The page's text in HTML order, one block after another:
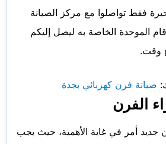
فقط تواصلوا مع مركز الصيانة
الموحدة الخاصة به ليصل إليكم
وقت.
صيانة فرن كهربائي بجدة
الفرن
جديد أمر في غاية الأهمية، حيث يجب